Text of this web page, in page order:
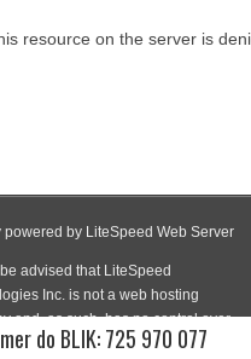
do BLIK: 725 970 077